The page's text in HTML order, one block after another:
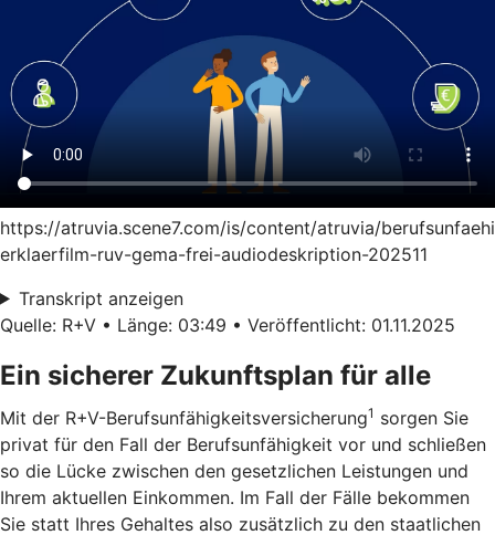
https://atruvia.scene7.com/is/content/atruvia/
erklaerfilm-ruv-gema-frei-audiodeskription-202511
Transkript anzeigen
Quelle: R+V • Länge: 03:49 • Veröffentlicht: 01.11.2025
Ein sicherer Zukunftsplan für alle
Mit der R+V-Berufsunfähigkeitsversicherung1 sorgen Sie
privat für den Fall der Berufsunfähigkeit vor und schließen
so die Lücke zwischen den gesetzlichen Leistungen und
Ihrem aktuellen Einkommen. Im Fall der Fälle bekommen
Sie statt Ihres Gehaltes also zusätzlich zu den staatlichen